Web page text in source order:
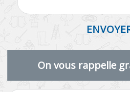
On vous rappelle